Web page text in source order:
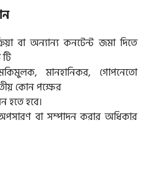
বা অন্যান্য কনটেন্ট জমা দিতে
মানহানিকর, গোপনেতো
কোন পক্ষের
হবে।
বা সম্পাদন করার অধিকার